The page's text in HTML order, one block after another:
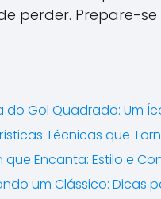
perder. Prepare-
do Gol Quadrado: Um
Técnicas que
que Encanta: Estilo e
um Clássico: Dicas